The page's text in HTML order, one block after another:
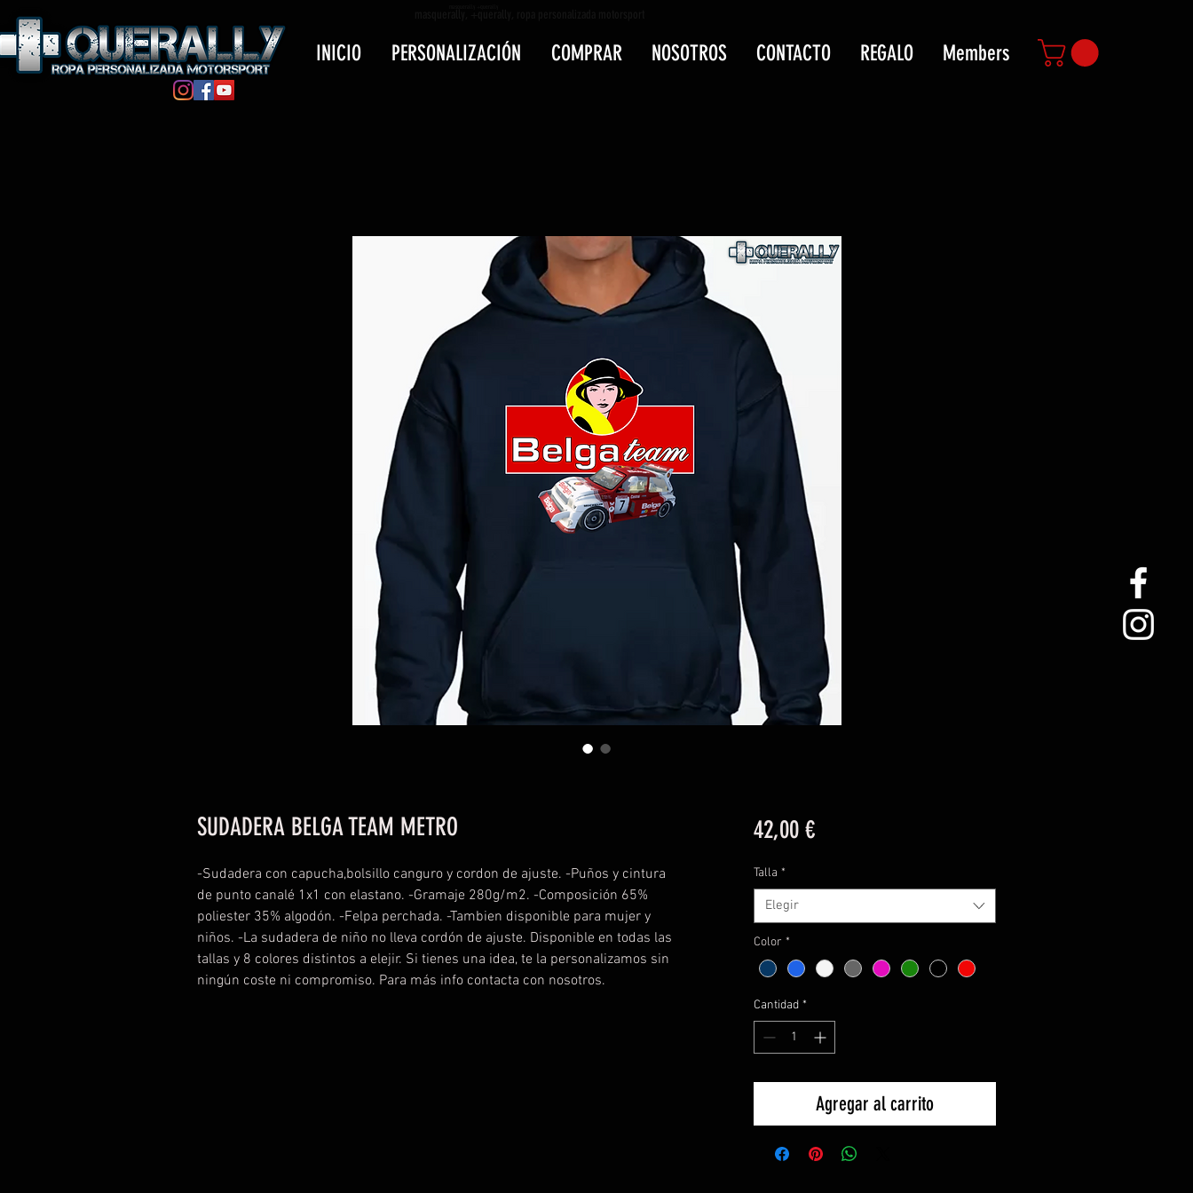
INICIO PERSONALIZACIÓN COMPRAR NOSOTROS CONTACTO REGALO Members
SUDADERA BELGA TEAM METRO
-Sudadera con capucha,bolsillo canguro y cordon de ajuste. -Puños y cintura
de punto canalé 1x1 con elastano. -Gramaje 280g/m2. -Composición 65%
poliester 35% algodón. -Felpa perchada. -Tambien disponible para mujer y
niños. -La sudadera de niño no lleva cordón de ajuste. Disponible en todas las
tallas y 8 colores distintos a elejir. Si tienes una idea, te la personalizamos sin
ningún coste ni compromiso. Para más info contacta con nosotros.
42,00 €Precio
Talla *
Elegir
Color *
Cantidad *
Agregar al carrito